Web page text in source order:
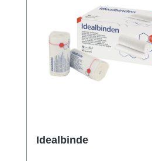
Idealbinde